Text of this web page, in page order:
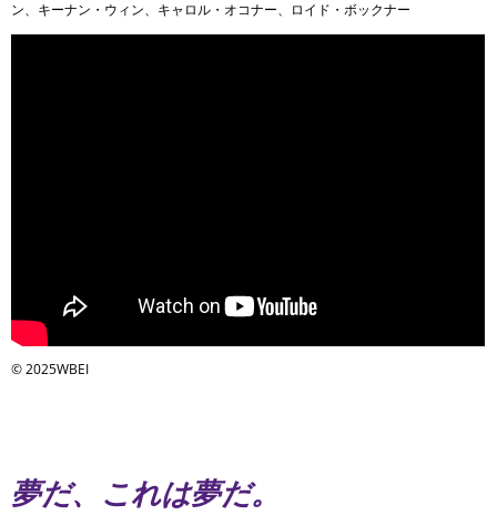
ン、キーナン・ウィン、キャロル・オコナー、ロイド・ボックナー
©︎ 2025WBEI
夢だ、これは夢だ。